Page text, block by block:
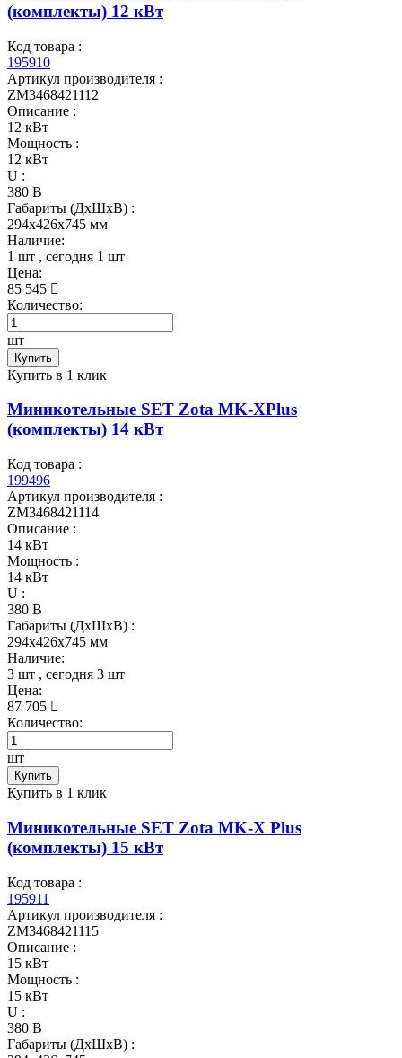
(комплекты) 12 кВт
Код товара :
195910
Артикул производителя :
ZM3468421112
Описание :
12 кВт
Мощность :
12 кВт
U :
380 В
Габариты (ДхШхВ) :
294x426x745 мм
Наличие:
1 шт , сегодня 1 шт
Цена:
85 545
Количество:
шт
Купить
Купить в 1 клик
Миникотельные SET Zota MK-XPlus
(комплекты) 14 кВт
Код товара :
199496
Артикул производителя :
ZM3468421114
Описание :
14 кВт
Мощность :
14 кВт
U :
380 В
Габариты (ДхШхВ) :
294x426x745 мм
Наличие:
3 шт , сегодня 3 шт
Цена:
87 705
Количество:
шт
Купить
Купить в 1 клик
Миникотельные SET Zota MK-X Plus
(комплекты) 15 кВт
Код товара :
195911
Артикул производителя :
ZM3468421115
Описание :
15 кВт
Мощность :
15 кВт
U :
380 В
Габариты (ДхШхВ) :